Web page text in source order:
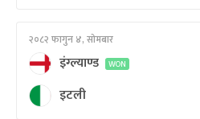
२०८२ फागुन ४, सोमबार
इंग्ल्याण्ड WON
इटली